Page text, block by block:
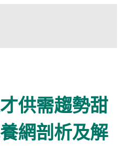
供需趨勢甜
網剖析及解